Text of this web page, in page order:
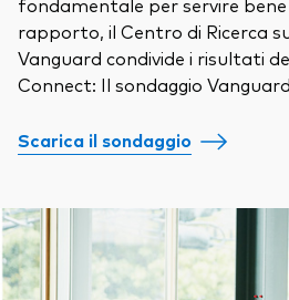
rapporto, il Centro di Ricerca
Vanguard condivide i risultati
Connect: Il sondaggio
Scarica il sondaggio